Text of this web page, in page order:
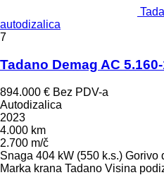
autodizalica
7
Tadano Demag AC
894.000 € Bez PDV-a
Autodizalica
2023
4.000 km
2.700 m/č
Snaga 404 kW (550 k.s.) Gorivo
Marka krana Tadano Visina